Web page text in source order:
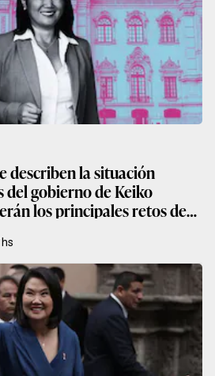
describen la situación
del gobierno de Keiko
los principales retos de